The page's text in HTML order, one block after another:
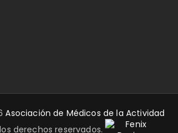
Asociación de Médicos de la Actividad
derechos reservados.